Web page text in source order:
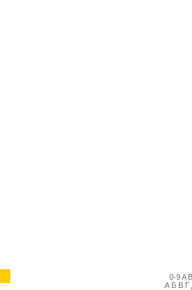
0-9 A
А Б В Г